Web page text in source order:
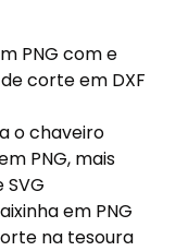
PNG com e
corte em DXF
o chaveiro
PNG, mais
em PNG
na tesoura